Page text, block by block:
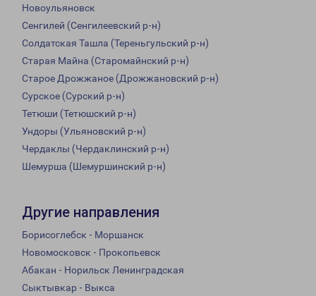
Новоульяновск
Сенгилей (Сенгилеевский р-н)
Солдатская Ташла (Тереньгульский р-н)
Старая Майна (Старомайнский р-н)
Старое Дрожжаное (Дрожжановский р-н)
Сурское (Сурский р-н)
Тетюши (Тетюшский р-н)
Ундоры (Ульяновский р-н)
Чердаклы (Чердаклинский р-н)
Шемурша (Шемуршинский р-н)
Другие направления
Борисоглебск - Моршанск
Новомосковск - Прокопьевск
Абакан - Норильск Ленинградская
Сыктывкар - Выкса